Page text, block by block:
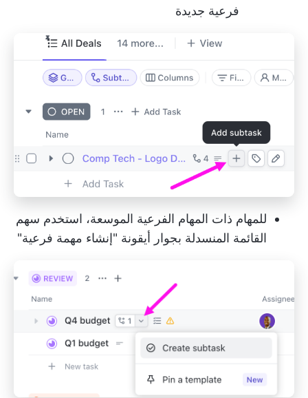
فرعية جديدة
للمهام ذات المهام الفرعية الموسعة، استخدم سهم
القائمة المنسدلة بجوار أيقونة "إنشاء مهمة فرعية"